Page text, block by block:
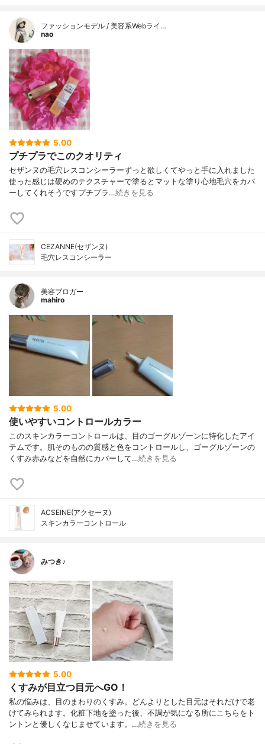
ファッションモデル / 美容系Webライ…
nao
5.00
プチプラでこのクオリティ
セザンヌの毛穴レスコンシーラーずっと欲しくてやっと手に入れました
使った感じは 硬めのテクスチャーで 塗るとマットな塗り心地毛穴をカバ
ー してくれそうですプチプラ…続きを見る
CEZANNE(セザンヌ)
毛穴レスコンシーラー
美容ブロガー
mahiro
5.00
使いやすいコントロールカラー
このスキンカラーコントロールは、目のゴーグルゾーンに特化したアイ
テムです。肌そのものの質感と色をコントロールし、ゴーグルゾーンの
くすみ赤みなどを自然にカバーして…続きを見る
ACSEINE(アクセーヌ)
スキンカラーコントロール
みつき♪
5.00
くすみが目立つ目元へGO！
私の悩みは、目のまわりのくすみ。どんよりとした目元はそれだけで老
けてみられます。化粧下地を塗った後、不調が気になる所にこちらをト
ントンと優しくなじませています。…続きを見る